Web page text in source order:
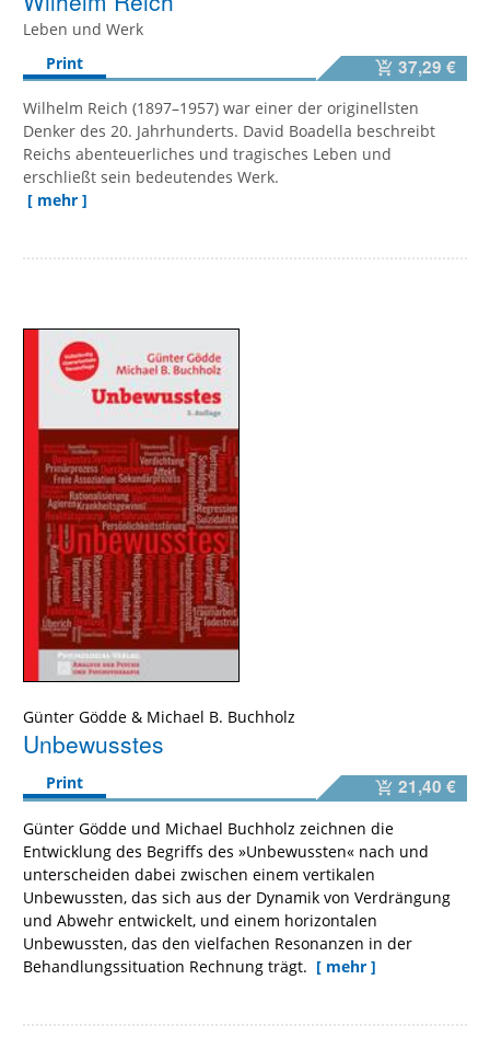
Leben und Werk
Print
37,29 €
Wilhelm Reich (1897–1957) war einer der originellsten
Denker des 20. Jahrhunderts. David Boadella beschreibt
Reichs abenteuerliches und tragisches Leben und
erschließt sein bedeutendes Werk.
[ mehr ]
Günter Gödde & Michael B. Buchholz
Unbewusstes
Print 21,40 €
Günter Gödde und Michael Buchholz zeichnen die
Entwicklung des Begriffs des »Unbewussten« nach und
unterscheiden dabei zwischen einem vertikalen
Unbewussten, das sich aus der Dynamik von Verdrängung
und Abwehr entwickelt, und einem horizontalen
Unbewussten, das den vielfachen Resonanzen in der
Behandlungssituation Rechnung trägt. [ mehr ]